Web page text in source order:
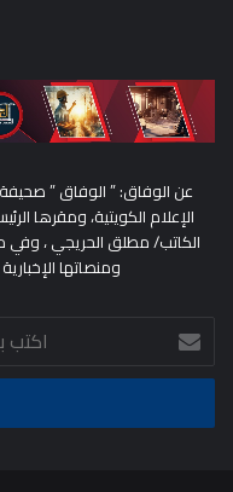
عن الوفاق: ” الوفاق ”
الإعلام الكويتية، ومقرها
ومنصاتها
اكتب
بريدك
الالكتروني